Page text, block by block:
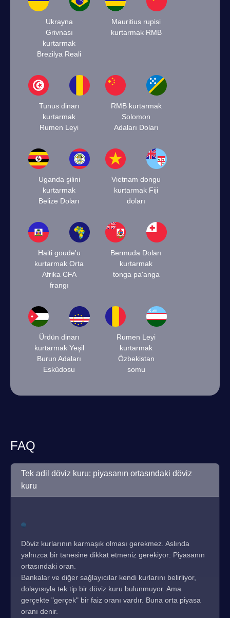
Ukrayna
Grivnası
kurtarmak
Brezilya Reali
Mauritius rupisi
kurtarmak RMB
Tunus dinarı
kurtarmak
Rumen Leyi
RMB kurtarmak
Solomon
Adaları Doları
Uganda şilini
kurtarmak
Belize Doları
Vietnam dongu
kurtarmak Fiji
doları
Haiti goude'u
kurtarmak Orta
Afrika CFA
frangı
Bermuda Doları
kurtarmak
tonga pa'anga
Ürdün dinarı
kurtarmak Yeşil
Burun Adaları
Esküdosu
Rumen Leyi
kurtarmak
Özbekistan
somu
FAQ
Tek adil döviz kuru: piyasanın ortasındaki döviz
kuru
Döviz kurlarının karmaşık olması gerekmez. Aslında
yalnızca bir tanesine dikkat etmeniz gerekiyor: Piyasanın
ortasındaki oran.
Bankalar ve diğer sağlayıcılar kendi kurlarını belirliyor,
dolayısıyla tek tip bir döviz kuru bulunmuyor. Ama
gerçekte "gerçek" bir faiz oranı vardır. Buna orta piyasa
oranı denir.